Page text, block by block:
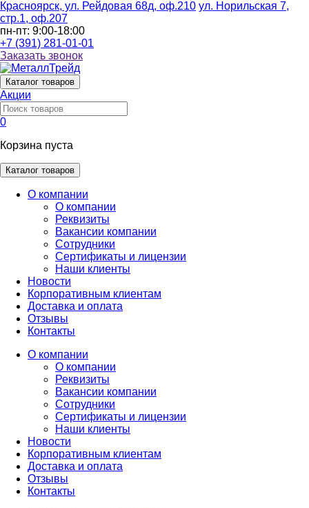
Красноярск, ул. Рейдовая 68д, оф.210 ул. Норильская 7,
стр.1, оф.207
пн-пт: 9:00-18:00
+7 (391) 281-01-01
Заказать звонок
Каталог товаров
Акции
0
Корзина пуста
Каталог товаров
О компании
О компании
Реквизиты
Вакансии компании
Сотрудники
Сертификаты и лицензии
Наши клиенты
Новости
Корпоративным клиентам
Доставка и оплата
Отзывы
Контакты
О компании
О компании
Реквизиты
Вакансии компании
Сотрудники
Сертификаты и лицензии
Наши клиенты
Новости
Корпоративным клиентам
Доставка и оплата
Отзывы
Контакты